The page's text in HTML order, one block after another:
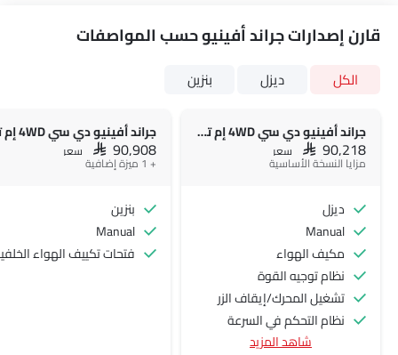
قارن إصدارات جراند أفينيو حسب المواصفات
الكل ديزل بنزين
جراند أفينيو دي سي 4WD إم تي دي إس إل
SAR 90,218 سعر
مزايا النسخة الأساسية
ديزل
Manual
مكيف الهواء
نظام توجيه القوة
تشغيل المحرك/إيقاف الزر
نظام التحكم في السرعة
عجلة قيادة متعددة الوظائف
شاهد المزيد
جراند أفينيو دي سي 4WD إم تي
SAR 90,908 سعر
+ 1 ميزة إضافية
بنزين
Manual
فتحات تكييف الهواء